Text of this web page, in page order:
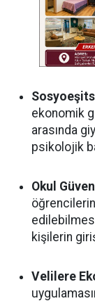
ekonomik
arasında
psikolojik
Okul
edilebilmesi
kişilerin
Velilere